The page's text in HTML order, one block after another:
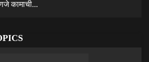
कामाची...